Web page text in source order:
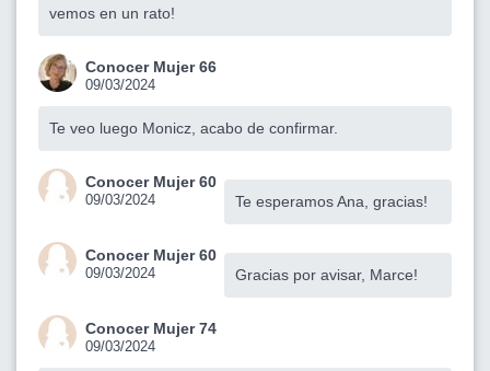
vemos en un rato!
Conocer Mujer 66
09/03/2024
Te veo luego Monicz, acabo de confirmar.
Conocer Mujer 60
09/03/2024 Te esperamos Ana, gracias!
Conocer Mujer 60
09/03/2024 Gracias por avisar, Marce!
Conocer Mujer 74
09/03/2024